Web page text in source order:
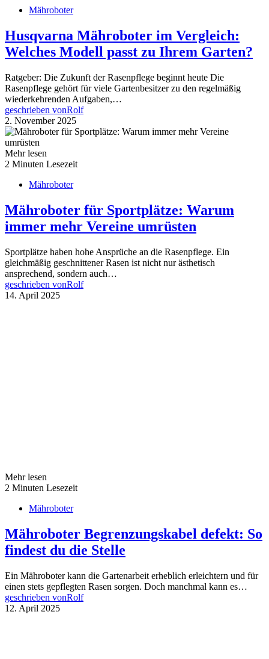
Mähroboter
Husqvarna Mähroboter im Vergleich:
Welches Modell passt zu Ihrem Garten?
Ratgeber: Die Zukunft der Rasenpflege beginnt heute Die
Rasenpflege gehört für viele Gartenbesitzer zu den regelmäßig
wiederkehrenden Aufgaben,…
geschrieben vonRolf
2. November 2025
Mehr lesen
2 Minuten Lesezeit
Mähroboter
Mähroboter für Sportplätze: Warum
immer mehr Vereine umrüsten
Sportplätze haben hohe Ansprüche an die Rasenpflege. Ein
gleichmäßig geschnittener Rasen ist nicht nur ästhetisch
ansprechend, sondern auch…
geschrieben vonRolf
14. April 2025
Mehr lesen
2 Minuten Lesezeit
Mähroboter
Mähroboter Begrenzungskabel defekt: So
findest du die Stelle
Ein Mähroboter kann die Gartenarbeit erheblich erleichtern und für
einen stets gepflegten Rasen sorgen. Doch manchmal kann es…
geschrieben vonRolf
12. April 2025